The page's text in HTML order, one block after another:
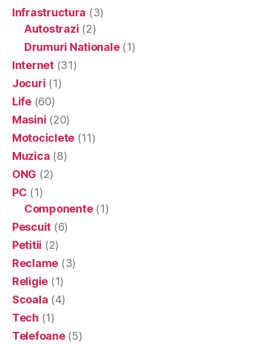
Infrastructura (3)
Autostrazi (2)
Drumuri Nationale(1)
Internet(31)
Jocuri (1)
Life(60)
Masini (20)
Motociclete (11)
Muzica (8)
ONG (2)
PC (1)
Componente(1)
Pescuit (6)
Petitii (2)
Reclame (3)
Religie (1)
Scoala (4)
Tech (1)
Telefoane(5)